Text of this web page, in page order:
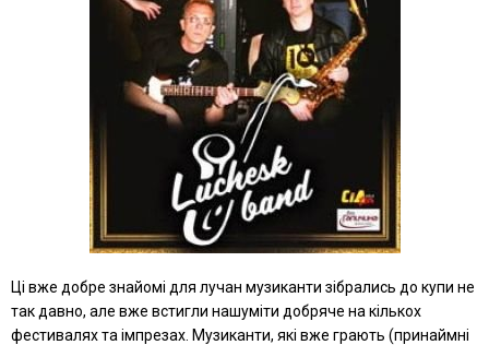
Ці вже добре знайомі для лучан музиканти зібрались до купи не
так давно, але вже встигли нашуміти добряче на кількох
фестивалях та імпрезах. Музиканти, які вже грають (принаймні